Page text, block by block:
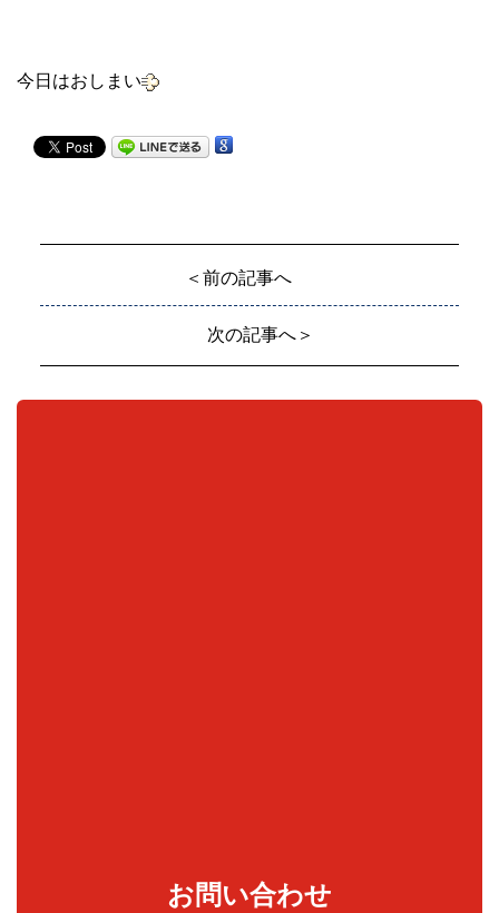
今日はおしまい
＜前の記事へ
次の記事へ＞
お問い合わせ